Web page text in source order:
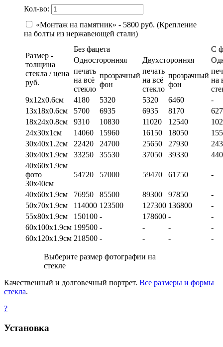
Кол-во:
«Монтаж на памятник» - 5800 руб. (Крепление
на болты из нержавеющей стали)
Размер -
толщина
стекла / цена
руб.
Без фацета
С
Односторонняя
Двухсторонняя
печать
на всё
стекло
прозрачный
фон
печать
на всё
стекло
прозрачный
фон
на
9х12х0.6см
4180 5320 5320 6460
-
13х18х0.6см
5700 6935 6935 8170
18х24х0.8см
9310 10830 11020 12540
24х30х1см
14060 15960 16150 18050
30х40х1.2см
22420 24700 25650 27930
30х40х1.9см
33250 35530 37050 39330
40х60х1.9см
фото
30х40см
54720 57000 59470 61750 -
40х60х1.9см 76950 85500 89300 97850
-
50х70х1.9см
114000 123500 127300 136800
-
55х80х1.9см
150100 - 178600 -
-
60х100х1.9см 199500 - - -
-
60х120х1.9см 218500 - - - -
Выберите размер фотографии на
стекле
Качественный и долговечный портрет. Все размеры и формы
стекла.
?
Установка